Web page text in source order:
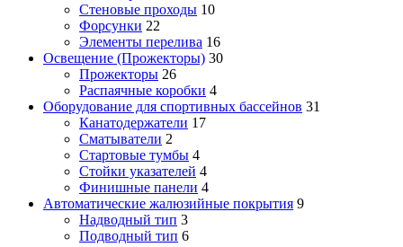
Стеновые проходы 10
Форсунки 22
Элементы перелива 16
Освещение (Прожекторы) 30
Прожекторы 26
Распаячные коробки 4
Оборудование для спортивных бассейнов 31
Канатодержатели 17
Сматыватели 2
Стартовые тумбы 4
Стойки указателей 4
Финишные панели 4
Автоматические жалюзийные покрытия 9
Надводный тип 3
Подводный тип 6